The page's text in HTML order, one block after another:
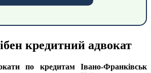
кредитний адвокат
по кредитам Івано-Франківськ